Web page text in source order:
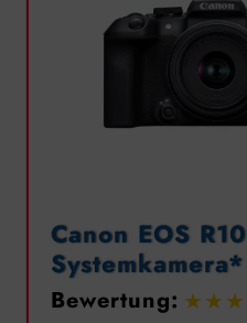
Canon EOS R10
Systemkamera*
Bewertung: